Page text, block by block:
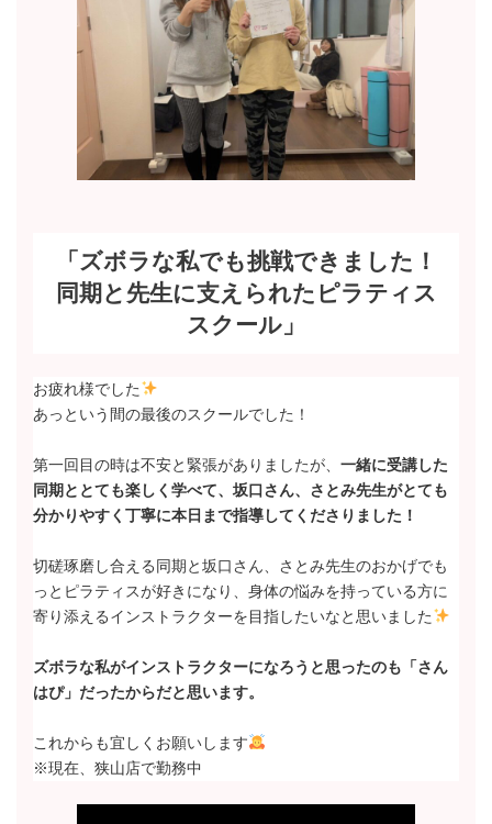
「ズボラな私でも挑戦できました！
同期と先生に支えられたピラティス
スクール」
お疲れ様でした
あっという間の最後のスクールでした！
第一回目の時は不安と緊張がありましたが、 一緒に受講した
同期ととても楽しく学べて、坂口さん、さとみ先生がとても
分かりやすく丁寧に本日まで指導してくださりました！
切磋琢磨し合える同期と坂口さん、さとみ先生のおかげでも
っとピラティスが好きになり、身体の悩みを持っている方に
寄り添えるインストラクターを目指したいなと思いました
ズボラな私がインストラクターになろうと思ったのも「さん
はぴ」だったからだと思います。
これからも宜しくお願いします
※現在、狭山店で勤務中